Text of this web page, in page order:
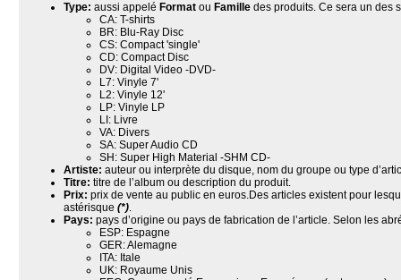
Type: aussi appelé Formatou Familledes produits. Ce sera un des
CA: T-shirts
BR: Blu-Ray Disc
CS: Compact 'single'
CD: Compact Disc
DV: Digital Video -DVD-
L7: Vinyle 7'
L2: Vinyle 12'
LP: Vinyle LP
LI: Livre
VA: Divers
SA: Super Audio CD
SH: Super High Material -SHM CD-
Artiste: auteur ou interprète du disque, nom du groupe ou type
Titre: titre de l’album ou description du produit.
Prix: prix de vente au public en euros.Des articles existent pour
astérisque (*).
Pays: pays d’origine ou pays de fabrication de l’article. Selon les
ESP: Espagne
GER: Alemagne
ITA: Itale
UK: Royaume Unis